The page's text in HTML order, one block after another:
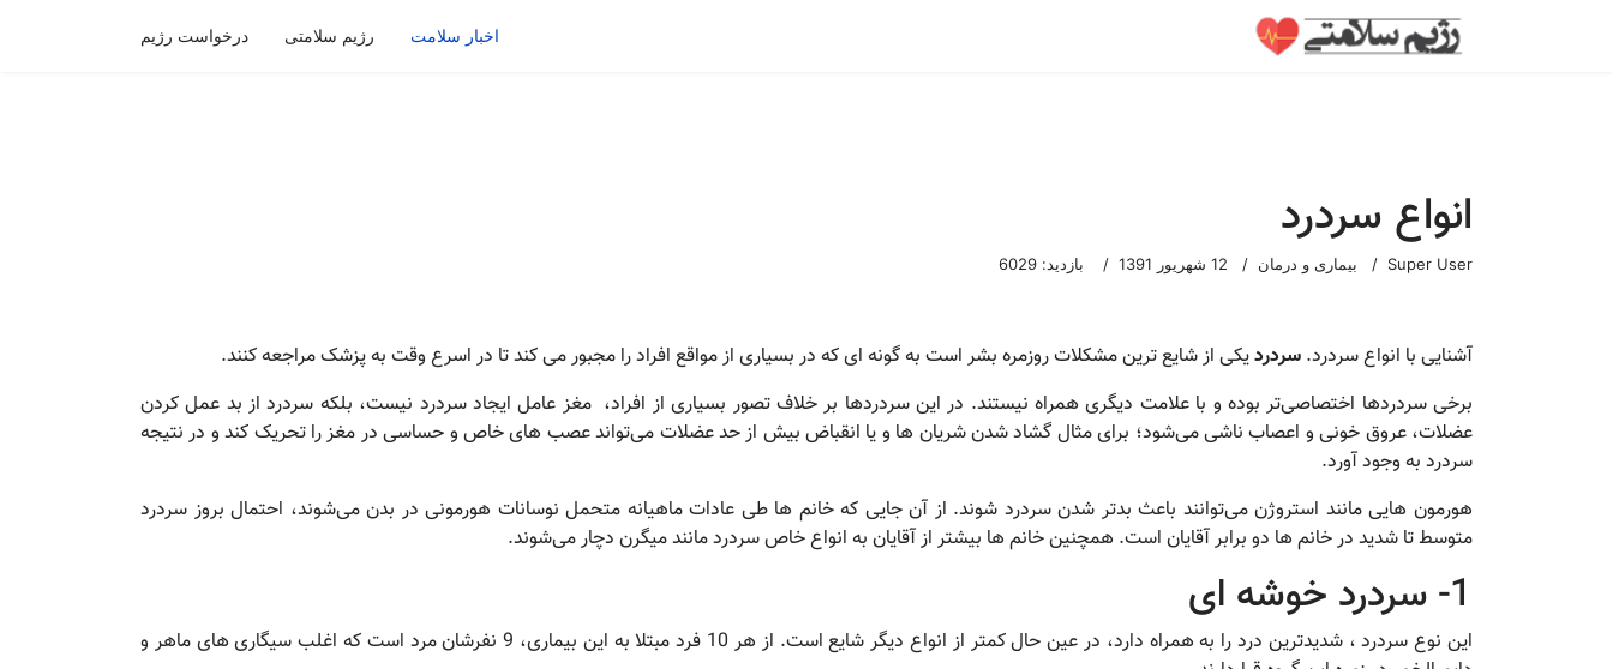
اخبار سلامت رژیم سلامتی درخواست رژیم
انواع سردرد
Super User بیماری و درمان 12 شهریور 1391 بازدید: 6029
آشنایی با انواع سردرد. سردردیکی از شایع ترین مشکلات روزمره بشر است به گونه ای که در بسیاری از مواقع افراد را مجبور می کند تا در اسرع وقت به پزشک مراجعه کنند.
برخی سردردها اختصاصی‌تر بوده و با علامت دیگری همراه نیستند. در این سردردها بر خلاف تصور بسیاری از افراد، مغز عامل ایجاد سردرد نیست، بلکه سردرد از بد عمل کردن
عضلات، عروق خونی و اعصاب ناشی می‌شود؛ برای مثال گشاد شدن شریان ها و یا انقباض بیش از حد عضلات می‌تواند عصب های خاص و حساسی در مغز را تحریک کند و در نتیجه
سردرد به وجود آورد.
هورمون هایی مانند استروژن می‌توانند باعث بدتر شدن سردرد شوند. از آن جایی که خانم ها طی عادات ماهیانه متحمل نوسانات هورمونی در بدن می‌شوند، احتمال بروز سردرد
متوسط تا شدید در خانم ها دو برابر آقایان است. همچنین خانم ها بیشتر از آقایان به انواع خاص سردرد مانند میگرن دچار می‌شوند.
1- سردرد خوشه ای
این نوع سردرد ، شدیدترین درد را به همراه دارد، در عین حال کمتر از انواع دیگر شایع است. از هر 10 فرد مبتلا به این بیماری، 9 نفرشان مرد است که اغلب سیگاری های ماهر و